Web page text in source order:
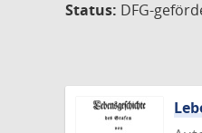
Status: DFG-